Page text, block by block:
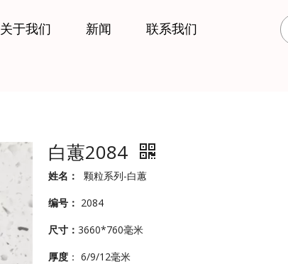
关于我们 新闻 联系我们
白蕙2084
姓名：
颗粒系列-白蕙
编号： 2084
尺寸：3660*760毫米
厚度 ： 6/9/12毫米